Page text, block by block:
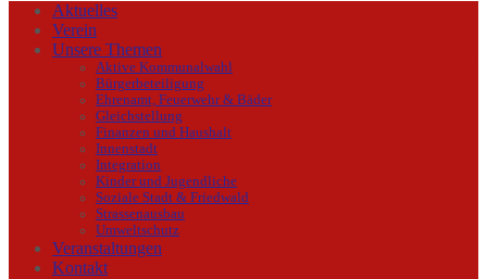
Aktuelles
Verein
Unsere Themen
Aktive Kommunalwahl
Bürgerbeteiligung
Ehrenamt, Feuerwehr & Bäder
Gleichstellung
Finanzen und Haushalt
Innenstadt
Integration
Kinder und Jugendliche
Soziale Stadt & Friedwald
Strassenausbau
Umweltschutz
Veranstaltungen
Kontakt